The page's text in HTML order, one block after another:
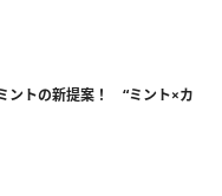
ントの新提案！ “ミント×カ